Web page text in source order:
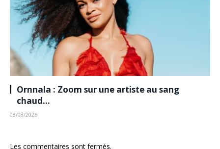
Ornnala : Zoom sur une artiste au sang
chaud…
03/08/2026
Les commentaires sont fermés.